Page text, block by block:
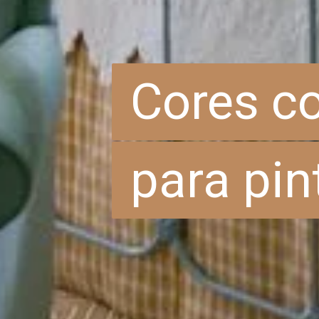
Cores
para
Cores
para